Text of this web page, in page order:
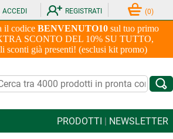
il codice BENVENUTO10 sul tuo primo
SCONTO DEL 10% SU TUTTO,
sconti già presenti! (esclusi kit promo)
ACCEDI REGISTRATI (0)
PRODOTTI | NEWSLETTER